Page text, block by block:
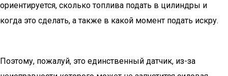
ориентируется, сколько топлива подать в цилиндры и
когда это сделать, а также в какой момент подать искру.
Поэтому, пожалуй, это единственный датчик, из-за